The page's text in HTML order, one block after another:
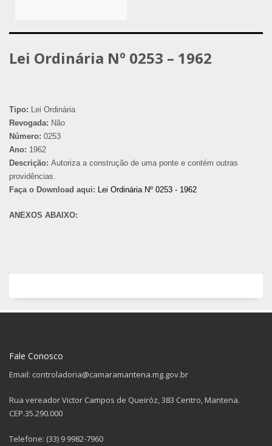
Lei Ordinária Nº 0253 – 1962
Tipo: Lei Ordinária
Revogada: Não
Número: 0253
Ano: 1962
Descrição: Autoriza a construção de uma ponte e contém outras
providências.
Faça o Download aqui: Lei Ordinária Nº 0253 - 1962
ANEXOS ABAIXO:
Fale Conosco
Email: controladoria@camaramantena.mg.gov.br
Rua vereador Victor Campos de Queiróz, 383 Centro, Mantena.
CEP.35.290.000
Telefone: (33) 9 9982-7960